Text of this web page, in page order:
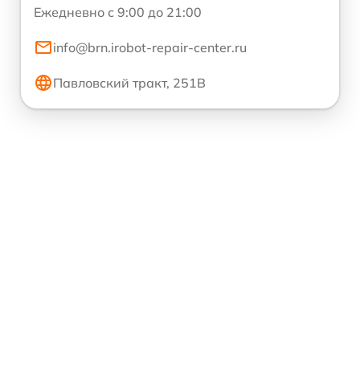
Ежедневно с 9:00 до 21:00
info@brn.irobot-repair-center.ru
Павловский тракт, 251В